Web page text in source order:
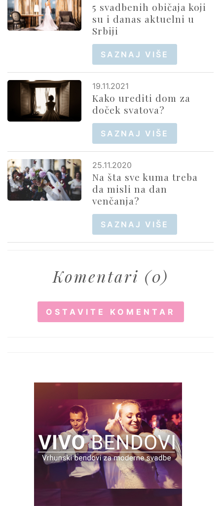
5 svadbenih običaja koji
su i danas aktuelni u
Srbiji
SAZNAJ VIŠE
19.11.2021
Kako urediti dom za
doček svatova?
SAZNAJ VIŠE
25.11.2020
Na šta sve kuma treba
da misli na dan
venčanja?
SAZNAJ VIŠE
Komentari (0)
OSTAVITE KOMENTAR